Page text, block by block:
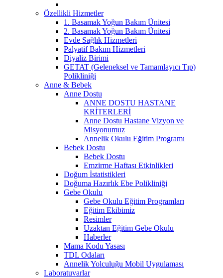
Özellikli Hizmetler
1. Basamak Yoğun Bakım Ünitesi
2. Basamak Yoğun Bakım Ünitesi
Evde Sağlık Hizmetleri
Palyatif Bakım Hizmetleri
Diyaliz Birimi
GETAT (Geleneksel ve Tamamlayıcı Tıp)
Polikliniği
Anne & Bebek
Anne Dostu
ANNE DOSTU HASTANE
KRİTERLERİ
Anne Dostu Hastane Vizyon ve
Misyonumuz
Annelik Okulu Eğitim Programı
Bebek Dostu
Bebek Dostu
Emzirme Haftası Etkinlikleri
Doğum İstatistikleri
Doğuma Hazırlık Ebe Polikliniği
Gebe Okulu
Gebe Okulu Eğitim Programları
Eğitim Ekibimiz
Resimler
Uzaktan Eğitim Gebe Okulu
Haberler
Mama Kodu Yasası
TDL Odaları
Annelik Yolculuğu Mobil Uygulaması
Laboratuvarlar